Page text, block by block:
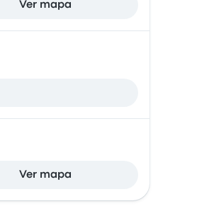
Ver mapa
Ver mapa